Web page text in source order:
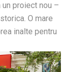
un proiect nou –
O mare
inalte pentru